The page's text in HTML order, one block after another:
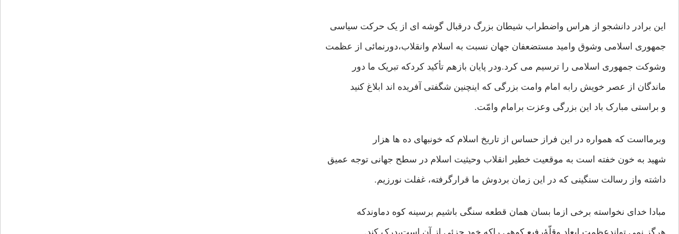
این برادر دانشجو از هراس واضطراب شیطان بزرگ درقبال گوشه ای از یک حرکت سیاسی
جمهوری اسلامی وشوق وامید مستضعفان جهان نسبت به اسلام وانقلاب،دورنمائی از عظمت
وشوکت جمهوری اسلامی را ترسیم می کرد.ودر پایان بازهم تأکید کردکه تبریک ما دور
ماندگان از عصر خویش رابه امام وامت بزرگی که اینچنین شگفتی آفریده اند ابلاغ کنید
و براستی مبارک باد این بزرگی وعزت برامام وامّت.
وبرمااست که همواره در این فراز حساس از تاریخ اسلام که خونبهای ده ها هزار
شهید به خون خفته است به موقعیت خطیر انقلاب وحیثیت اسلام در سطح جهانی توجه عمیق
داشته واز رسالت سنگینی که در این زمان بردوش ما قرارگرفته، غفلت نورزیم.
مبادا خدای نخواسته برخی ازما بسان همان قطعه سنگی باشیم برسینه کوه دماوندکه